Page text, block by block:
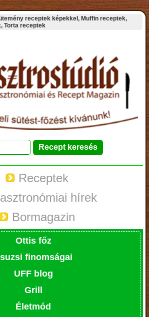
receptek képekkel, Muffin receptek,
Torta receptek
Receptek
hírek
Bormagazin
Ottis főz
finomságai
UFF blog
Grill
Életmód